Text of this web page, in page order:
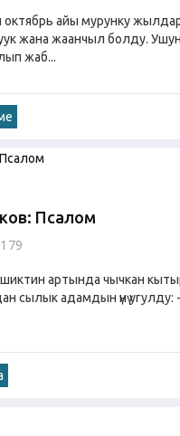
айы мурунку
жана жаанчыл болду.
жаб...
Псалом
179
артында чычкан
сылык адамдын үнү угулду: -